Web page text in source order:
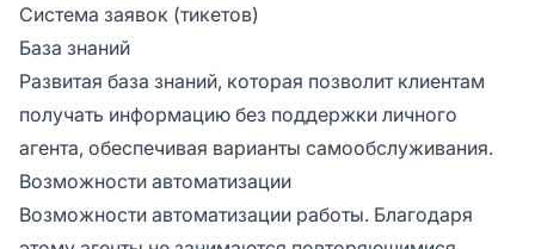
Система заявок (тикетов)
База знаний
Развитая база знаний, которая позволит клиентам
получать информацию без поддержки личного
агента, обеспечивая варианты самообслуживания.
Возможности автоматизации
Возможности автоматизации работы. Благодаря